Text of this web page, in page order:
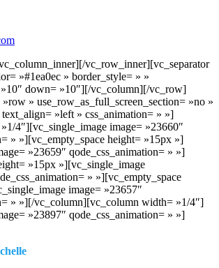
vc_row_inner][vc_separator
»#1ea0ec » border_style= » »
down= »10″][/vc_column][/vc_row]
» use_row_as_full_screen_section= »no »
»left » css_animation= » »]
4″][vc_single_image image= »23660″
» »][vc_empty_space height= »15px »]
»23659″ qode_css_animation= » »]
»15px »][vc_single_image
» »][vc_empty_space
image= »23657″
» »][/vc_column][vc_column width= »1/4″]
»23897″ qode_css_animation= » »]